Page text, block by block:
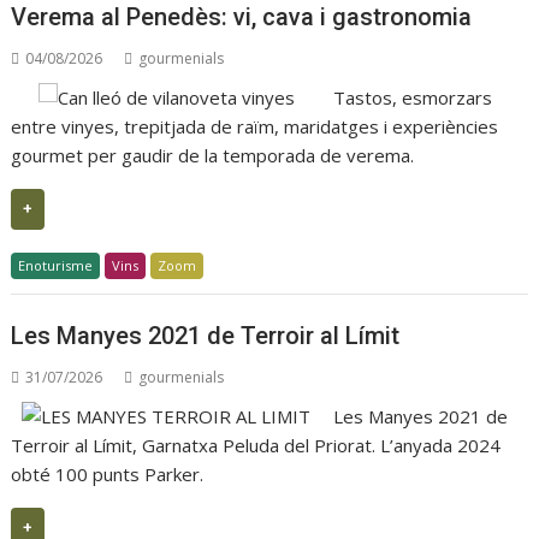
Verema al Penedès: vi, cava i gastronomia
04/08/2026 gourmenials
Tastos, esmorzars
entre vinyes, trepitjada de raïm, maridatges i experiències
gourmet per gaudir de la temporada de verema.
+
Enoturisme Vins Zoom
Les Manyes 2021 de Terroir al Límit
31/07/2026 gourmenials
Les Manyes 2021 de
Terroir al Límit, Garnatxa Peluda del Priorat. L’anyada 2024
obté 100 punts Parker.
+